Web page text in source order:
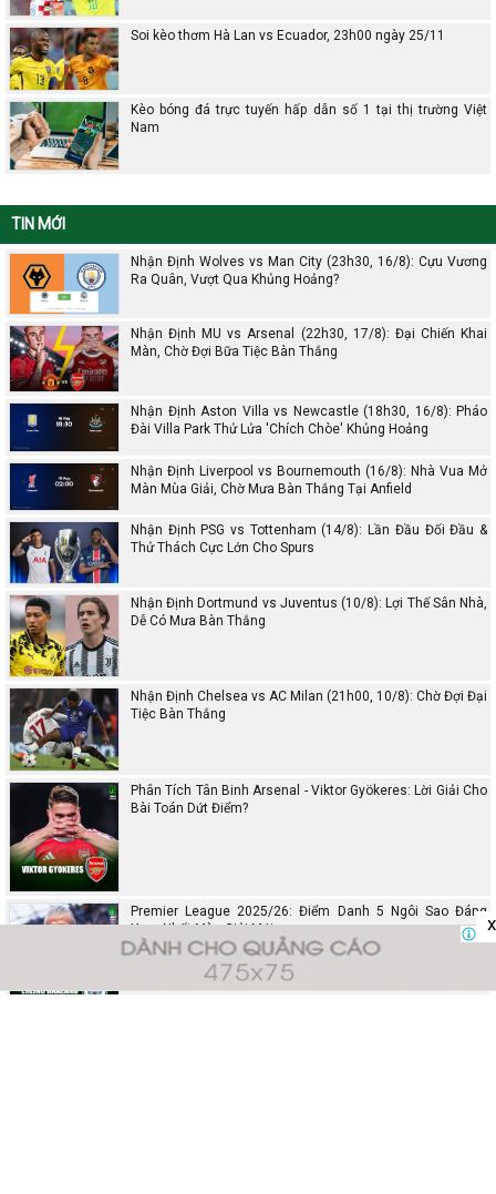
Soi kèo thơm Hà Lan vs Ecuador, 23h00 ngày 25/11
Kèo bóng đá trực tuyến hấp dẫn số 1 tại thị trường Việt
Nam
TIN MỚI
Nhận Định Wolves vs Man City (23h30, 16/8): Cựu Vương
Ra Quân, Vượt Qua Khủng Hoảng?
Nhận Định MU vs Arsenal (22h30, 17/8): Đại Chiến Khai
Màn, Chờ Đợi Bữa Tiệc Bàn Thắng
Nhận Định Aston Villa vs Newcastle (18h30, 16/8): Pháo
Đài Villa Park Thử Lửa 'Chích Chòe' Khủng Hoảng
Nhận Định Liverpool vs Bournemouth (16/8): Nhà Vua Mở
Màn Mùa Giải, Chờ Mưa Bàn Thắng Tại Anfield
Nhận Định PSG vs Tottenham (14/8): Lần Đầu Đối Đầu &
Thử Thách Cực Lớn Cho Spurs
Nhận Định Dortmund vs Juventus (10/8): Lợi Thế Sân Nhà,
Dễ Có Mưa Bàn Thắng
Nhận Định Chelsea vs AC Milan (21h00, 10/8): Chờ Đợi Đại
Tiệc Bàn Thắng
Phân Tích Tân Binh Arsenal - Viktor Gyökeres: Lời Giải Cho
Bài Toán Dứt Điểm?
Premier League 2025/26: Điểm Danh 5 Ngôi Sao Đáng
Xem Nhất Mùa Giải Mới
x